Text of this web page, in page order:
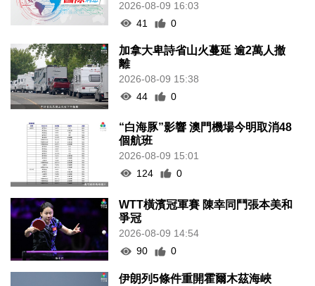
2026-08-09 16:03
41
0
加拿大卑詩省山火蔓延 逾2萬人撤
離
2026-08-09 15:38
44
0
“白海豚”影響 澳門機場今明取消48
個航班
2026-08-09 15:01
124
0
WTT橫濱冠軍賽 陳幸同鬥張本美和
爭冠
2026-08-09 14:54
90
0
伊朗列5條件重開霍爾木茲海峽